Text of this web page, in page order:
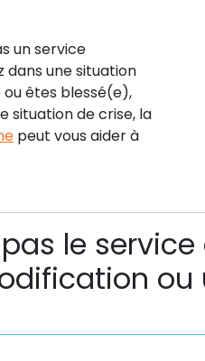
un service
dans une situation
ou êtes blessé(e),
situation de crise, la
peut vous aider à
le